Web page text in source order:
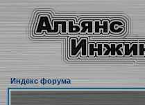
Индекс форума